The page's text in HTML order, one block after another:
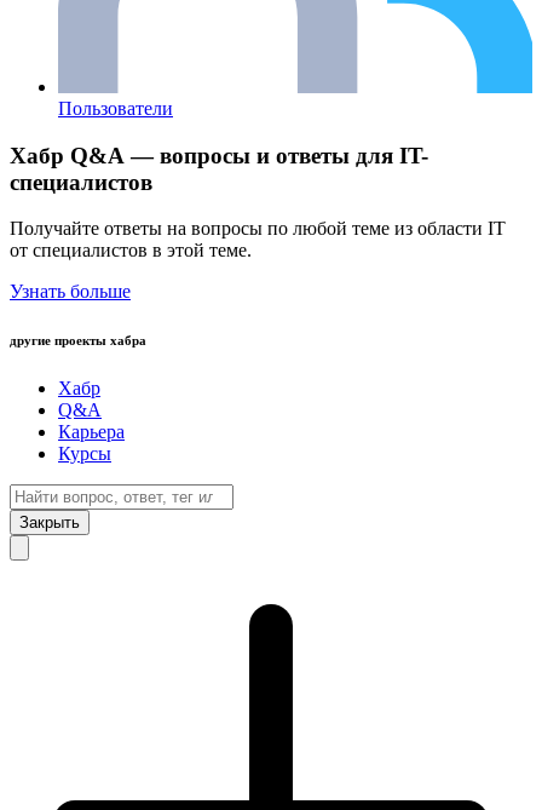
Пользователи
Хабр Q&A — вопросы и ответы для IT-
специалистов
Получайте ответы на вопросы по любой теме из области IT
от специалистов в этой теме.
Узнать больше
другие проекты хабра
Хабр
Q&A
Карьера
Курсы
Закрыть